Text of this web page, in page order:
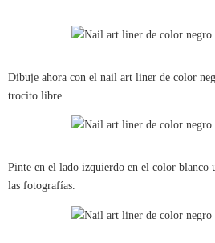
Dibuje ahora con el nail art liner de color
trocito libre.
Pinte en el lado izquierdo en el color blanco
las fotografías.